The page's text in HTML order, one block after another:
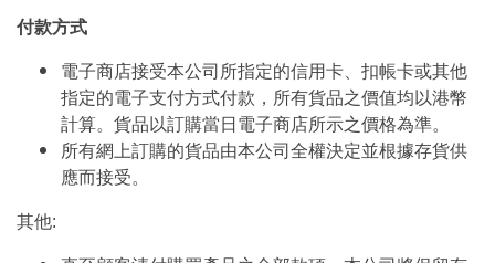
付款方式
電子商店接受本公司所指定的信用卡、扣帳卡或其他
指定的電子支付方式付款，所有貨品之價值均以港幣
計算。貨品以訂購當日電子商店所示之價格為準。
所有網上訂購的貨品由本公司全權決定並根據存貨供
應而接受。
其他: